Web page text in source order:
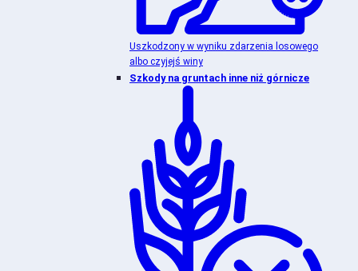
Uszkodzony w wyniku zdarzenia losowego
albo czyjejś winy
Szkody na gruntach inne niż górnicze